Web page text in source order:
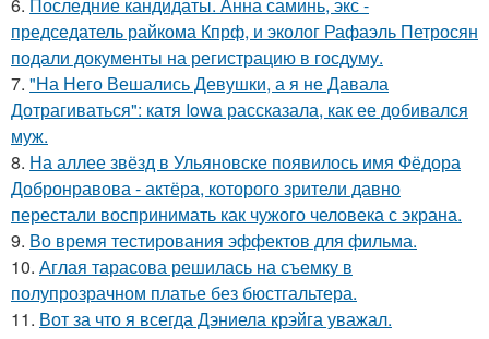
председатель райкома Кпрф, и эколог Рафаэль Петросян
подали документы на регистрацию в госдуму.
7. "На Него Вешались Девушки, а я не Давала
Дотрагиваться": катя Iowa рассказала, как ее добивался
муж.
8. На аллее звёзд в Ульяновске появилось имя Фёдора
Добронравова - актёра, которого зрители давно
перестали воспринимать как чужого человека с экрана.
9. Во время тестирования эффектов для фильма.
10. Аглая тарасова решилась на съемку в
полупрозрачном платье без бюстгальтера.
11. Вот за что я всегда Дэниела крэйга уважал.